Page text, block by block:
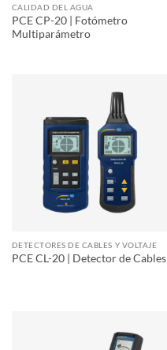
CALIDAD DEL AGUA
PCE CP-20 | Fotómetro
Multiparámetro
DETECTORES DE CABLES Y VOLTAJE
PCE CL-20 | Detector de Cables